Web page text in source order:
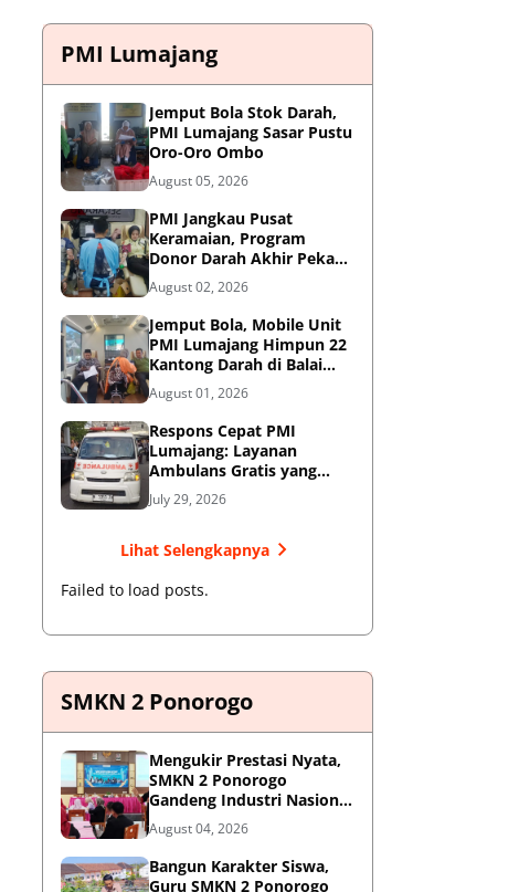
PMI Lumajang
Jemput Bola Stok Darah,
PMI Lumajang Sasar Pustu
Oro-Oro Ombo
August 05, 2026
PMI Jangkau Pusat
Keramaian, Program
Donor Darah Akhir Pekan
di GM Plaza Lumajang
Disambut Antusias
August 02, 2026
Jemput Bola, Mobile Unit
PMI Lumajang Himpun 22
Kantong Darah di Balai
Desa Jatirejo Kunir
August 01, 2026
Respons Cepat PMI
Lumajang: Layanan
Ambulans Gratis yang
Wajib Diketahui Warga
July 29, 2026
Lihat Selengkapnya
Failed to load posts.
SMKN 2 Ponorogo
Mengukir Prestasi Nyata,
SMKN 2 Ponorogo
Gandeng Industri Nasional
Demi Sesuaikan
Kurikulum dengan
Kebutuhan Dunia Kerja
August 04, 2026
Bangun Karakter Siswa,
Guru SMKN 2 Ponorogo